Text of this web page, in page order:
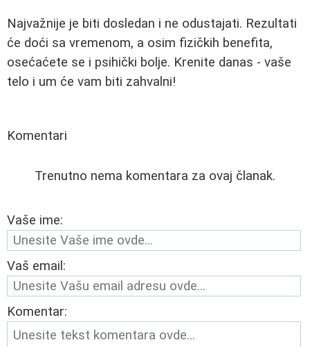
Najvažnije je biti dosledan i ne odustajati. Rezultati
će doći sa vremenom, a osim fizičkih benefita,
osećaćete se i psihički bolje. Krenite danas - vaše
telo i um će vam biti zahvalni!
Komentari
Trenutno nema komentara za ovaj članak.
Vaše ime:
Vaš email:
Komentar: